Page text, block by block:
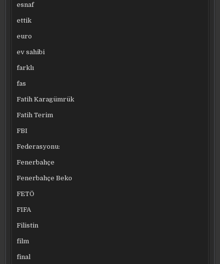
esnaf
ettik
euro
ev sahibi
farklı
fas
Fatih Karagümrük
Fatih Terim
FBI
Federasyonu:
Fenerbahçe
Fenerbahçe Beko
FETÖ
FIFA
Filistin
film
final